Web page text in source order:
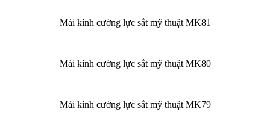
Mái kính cường lực sắt mỹ thuật MK81
Mái kính cường lực sắt mỹ thuật MK80
Mái kính cường lực sắt mỹ thuật MK79